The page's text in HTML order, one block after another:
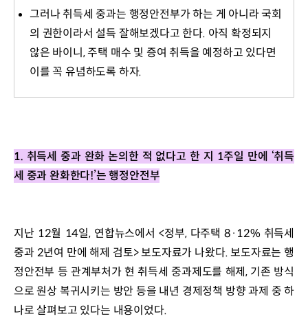
그러나 취득세 중과는 행정안전부가 하는 게 아니라 국회
의 권한이라서 설득 잘해보겠다고 한다. 아직 확정되지
않은 바이니, 주택 매수 및 증여 취득을 예정하고 있다면
이를 꼭 유념하도록 하자.
1. 취득세 중과 완화 논의한 적 없다고 한 지 1주일 만에 ‘취득
세 중과 완화한다!’는 행정안전부
지난 12월 14일, 연합뉴스에서 <정부, 다주택 8·12% 취득세
중과 2년여 만에 해제 검토> 보도자료가 나왔다. 보도자료는 행
정안전부 등 관계부처가 현 취득세 중과제도를 해제, 기존 방식
으로 원상 복귀시키는 방안 등을 내년 경제정책 방향 과제 중 하
나로 살펴보고 있다는 내용이었다.